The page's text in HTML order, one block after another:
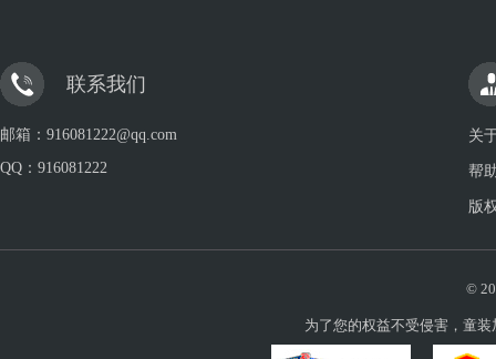
联系我们
邮箱：916081222@qq.com
QQ： 916081222
关
帮
版
©
为了您的权益不受侵害，童